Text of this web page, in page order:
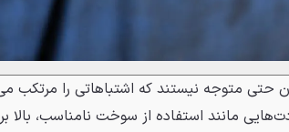
حتی متوجه نیستند که اشتباهاتی را مرتکب
مانند استفاده از سوخت نامناسب، بالا